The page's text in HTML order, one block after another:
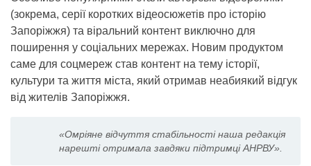
(зокрема, серії коротких відеосюжетів про історію
Запоріжжя) та віральний контент виключно для
поширення у соціальних мережах. Новим продуктом
саме для соцмереж став контент на тему історії,
культури та життя міста, який отримав неабиякий відгук
від жителів Запоріжжя.
«Омріяне відчуття стабільності наша редакція
нарешті отримала завдяки підтримці АНРВУ».